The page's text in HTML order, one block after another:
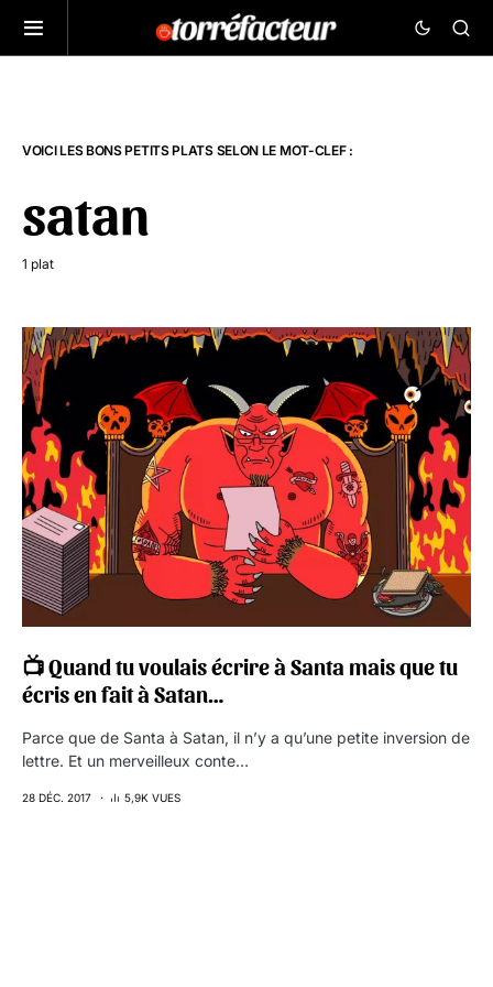
VOICI LES BONS PETITS PLATS SELON LE MOT-CLEF :
satan
1 plat
📺 Quand tu voulais écrire à Santa mais que tu
écris en fait à Satan…
Parce que de Santa à Satan, il n’y a qu’une petite inversion de
lettre. Et un merveilleux conte…
28 DÉC. 2017 5,9K VUES